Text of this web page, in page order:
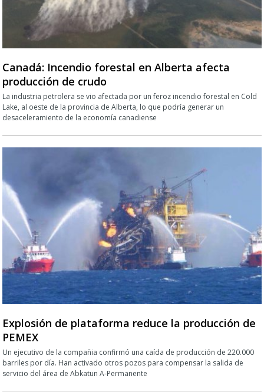
Canadá: Incendio forestal en Alberta afecta
producción de crudo
La industria petrolera se vio afectada por un feroz incendio forestal en Cold
Lake, al oeste de la provincia de Alberta, lo que podría generar un
desaceleramiento de la economía canadiense
Explosión de plataforma reduce la producción de
PEMEX
Un ejecutivo de la compañia confirmó una caída de producción de 220.000
barriles por día. Han activado otros pozos para compensar la salida de
servicio del área de Abkatun A-Permanente